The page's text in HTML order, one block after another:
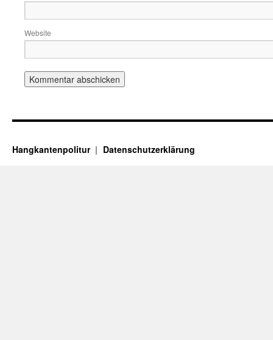
Website
Hangkantenpolitur Datenschutzerklärung